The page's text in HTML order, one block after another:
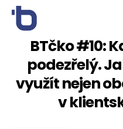
BTčko #10:
podezřelý.
využít nejen
v